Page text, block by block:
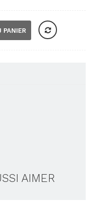
PANIER
AIMER